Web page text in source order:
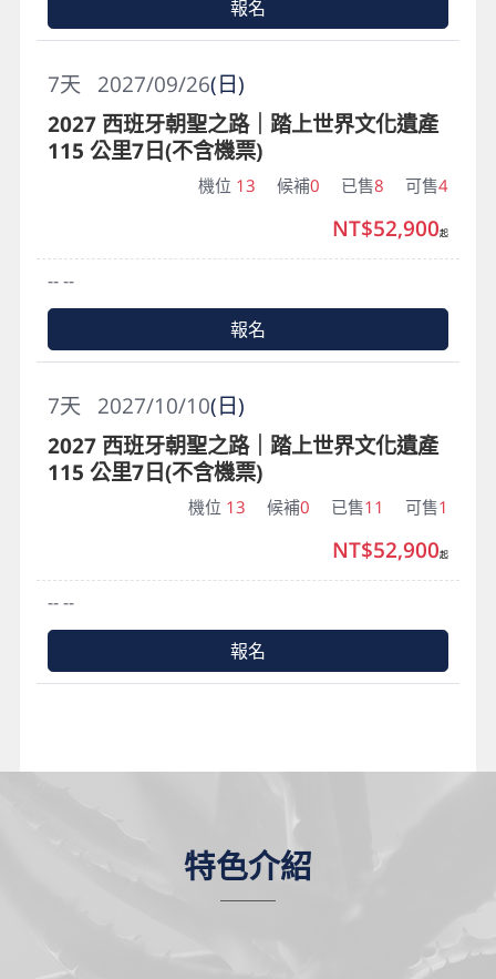
特色介紹
報名
2027/09/26(日)
7天
2027 西班牙朝聖之路｜踏上世界文化遺產
115 公里7日(不含機票)
機位 13 候補0 已售8 可售4
-- --
NT$52,900起
報名
2027/10/10(日)
7天
2027 西班牙朝聖之路｜踏上世界文化遺產
115 公里7日(不含機票)
機位 13 候補0 已售11 可售1
-- --
NT$52,900起
報名